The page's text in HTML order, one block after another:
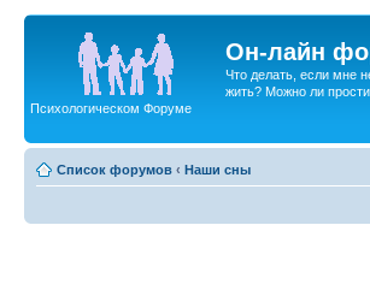
Он-лайн
Что делать, если мне
жить? Можно ли
Психологическом Форуме
Список форумов ‹ Наши сны